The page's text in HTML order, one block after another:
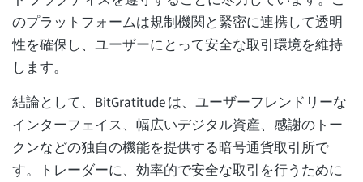
のプラットフォームは規制機関と緊密に連携して透明
性を確保し、ユーザーにとって安全な取引環境を維持
します。
結論として、BitGratitude は、ユーザーフレンドリーな
インターフェイス、幅広いデジタル資産、感謝のトー
クンなどの独自の機能を提供する暗号通貨取引所で
す。トレーダーに、効率的で安全な取引を行うために